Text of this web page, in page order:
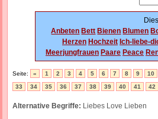
Anbeten Bett Bienen Blumen
Herzen Hochzeit Ich-liebe-
Meerjungfrauen Paare Peace
Seite: « 1 2 3 4 5 6 7 8 9
10
33
34 35 36 37 38 39 40 41 42
Alternative Begriffe: Liebes Love Lieben